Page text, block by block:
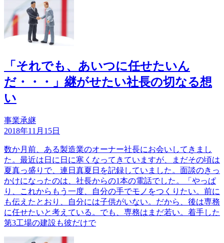
「それでも、あいつに任せたいん
だ・・・」継がせたい社長の切なる想
い
事業承継
2018年11月15日
数か月前、ある製造業のオーナー社長にお会いしてきまし
た。最近は日に日に寒くなってきていますが、まだその頃は
夏真っ盛りで、連日真夏日を記録していました。面談のきっ
かけになったのは、社長からの1本の電話でした。「やっぱ
り、これからもう一度、自分の手でモノをつくりたい。前に
も伝えたとおり、自分には子供がいない。だから、後は専務
に任せたいと考えている。でも、専務はまだ若い。着手した
第3工場の建設も彼だけで